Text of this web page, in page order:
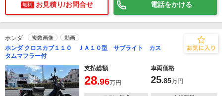
無料 お見積り/お問合せ 電話をかける
ホンダ 複数画像 動画
ホンダ クロスカブ１１０ ＪＡ１０型 サブライト カス
タムマフラー付
支払総額
車両価格
28.96万円 25.85万円